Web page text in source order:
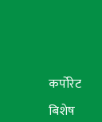
कर्पोरेट
बिशेष